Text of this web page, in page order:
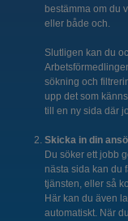
bestämma om du
eller både och.
Slutligen kan du
sökning och
upp det som
till en ny sida där
Skicka in din
Du söker ett jobb
nästa sida kan du
tjänsten, eller så
Här kan du även
automatiskt. När